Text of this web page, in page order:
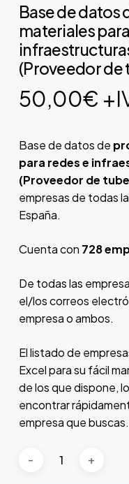
Base de datos
materiales
(Proveedor de
50,00€
Base de datos de
para redes e
(Proveedor de
empresas de todas
España.
Cuenta con 728
De todas las
el/los correos
empresa o ambos.
El listado de
Excel para su fácil
de los que dispone,
encontrar
empresa que buscas.